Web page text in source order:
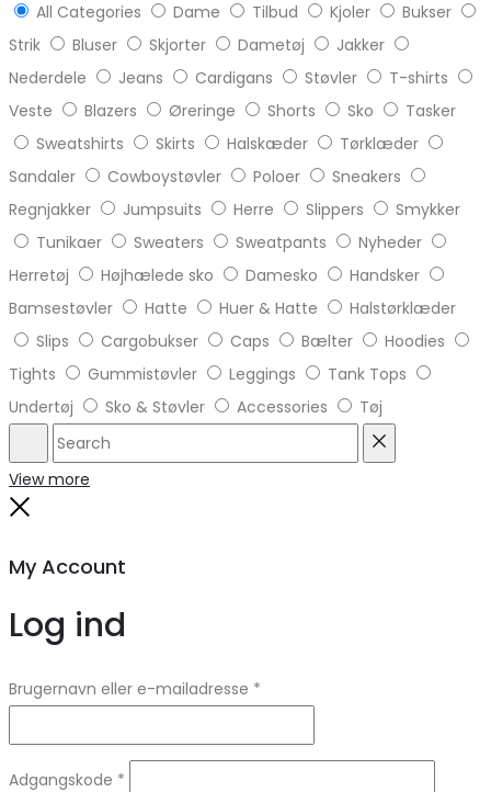
All Categories Dame Tilbud Kjoler
Bukser
Strik
Bluser Skjorter Dametøj
Jakker
Nederdele
Jeans Cardigans Støvler
T-shirts
Veste
Blazers Øreringe Shorts Sko
Tasker
Sweatshirts
Skirts Halskæder
Tørklæder
Sandaler
Cowboystøvler Poloer
Sneakers
Regnjakker
Jumpsuits Herre Slippers
Smykker
Tunikaer
Sweaters Sweatpants
Nyheder
Herretøj
Højhælede sko Damesko
Handsker
Bamsestøvler
Hatte Huer & Hatte
Halstørklæder
Slips
Cargobukser Caps Bælter
Hoodies
Tights
Gummistøvler Leggings
Tank Tops
Undertøj
Sko & Støvler Accessories Tøj
Search
View more
My Account
Log ind
Brugernavn eller e-mailadresse *
Adgangskode *